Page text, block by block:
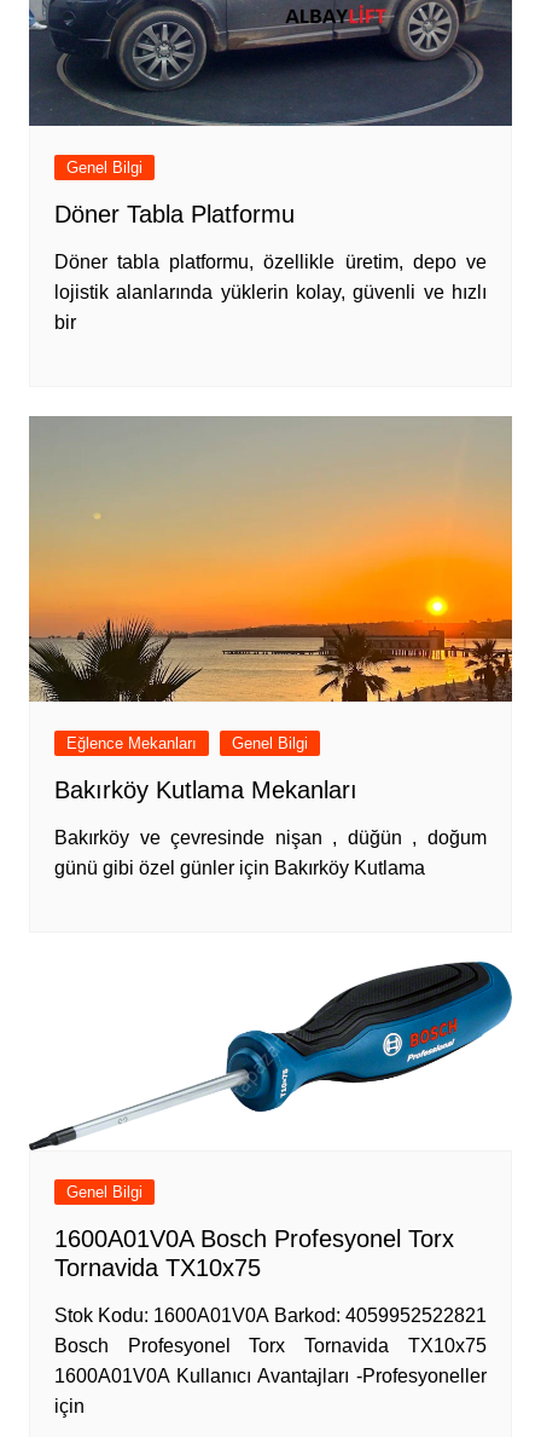
Genel Bilgi
Döner Tabla Platformu
Döner tabla platformu, özellikle üretim, depo ve
lojistik alanlarında yüklerin kolay, güvenli ve hızlı
bir
Eğlence Mekanları Genel Bilgi
Bakırköy Kutlama Mekanları
Bakırköy ve çevresinde nişan , düğün , doğum
günü gibi özel günler için Bakırköy Kutlama
Genel Bilgi
1600A01V0A Bosch Profesyonel Torx
Tornavida TX10x75
Stok Kodu: 1600A01V0A Barkod: 4059952522821
Bosch Profesyonel Torx Tornavida TX10x75
1600A01V0A Kullanıcı Avantajları -Profesyoneller
için